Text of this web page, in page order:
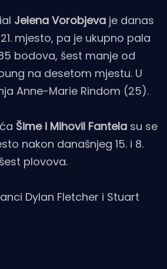
Jelena Vorobjeva je danas
mjesto, pa je ukupno pala
bodova, šest manje od
na desetom mjestu. U
Anne-Marie Rindom (25).
Šime i Mihovil Fantela su se
nakon današnjeg 15. i 8.
plovova.
Dylan Fletcher i Stuart